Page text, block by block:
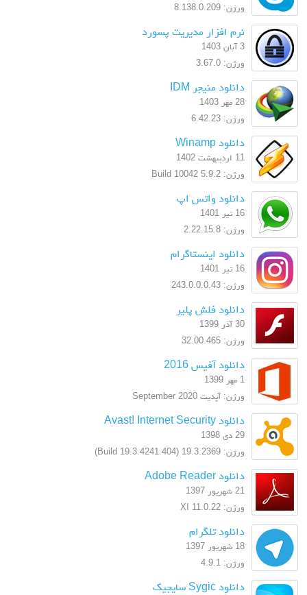
ورژن: 8.138.0.209
نرم افزار مدیریت پسورد
3 آبان 1403
ورژن: 3.67.0
دانلود منیجر IDM
28 مهر 1403
ورژن: 6.42.23
دانلود Winamp
11 اردیبهشت 1402
ورژن: 5.9.2 Build 10042
دانلود واتس اپ
16 تیر 1401
ورژن: 2.22.15.8
دانلود اینستاگرام
16 تیر 1401
ورژن: 243.0.0.0.43
دانلود فلش پلیر
30 آذر 1399
ورژن: 32.00.465
دانلود آفیس 2016
1 مهر 1399
ورژن: آپدیت September 2020
دانلود Avast! Internet Security
29 دی 1398
ورژن: 19.3.2369 (Build 19.3.4241.404)
دانلود Adobe Reader
21 شهریور 1397
ورژن: XI 11.0.22
دانلود تلگرام
18 شهریور 1397
ورژن: 4.9.1
دانلود Sygic سایجیک